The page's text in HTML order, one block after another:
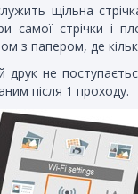
щільна
самої стрічки і
з папером, де
друк не
після 1 проходу.